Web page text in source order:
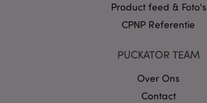
Product feed & Foto's
CPNP Referentie
PUCKATOR TEAM
Over Ons
Contact
X-Magento-Vary